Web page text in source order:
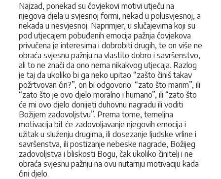
Najzad, ponekad su čovjekovi motivi utječu na
njegova djela u svjesnoj formi, nekad u polusvjesnoj, a
nekada u nesvjesnoj. Naprimjer, u slučajevima koji su
pod utjecajem pobuđenih emocija pažnja čovjekova
privučena je interesima i dobrobiti drugih, te on više ne
obraća svjesnu pažnju na vlastito dobro i savršenstvo,
ali to ne znači da ono nema nikakvog utjecaja. Razlog
je taj da ukoliko bi ga neko upitao “zašto činiš takav
požrtvovan čin?”, on bi odgovorio: “zato što marim”, ili
“zato što je ovo djelo moralno i humano”, ili “zato što
će mi ovo djelo donijeti duhovnu nagradu ili voditi
Božijem zadovoljstvu”. Prema tome, temeljna
motivacija bit će zadovoljavanje njegovih emocija i
užitak u služenju drugima, ili dosezanje ljudske vrline i
savršenstva, ili postizanje nebeske nagrade, Božijeg
zadovoljstva i bliskosti Bogu, čak ukoliko činitelj i ne
obraća svjesnu pažnju na ovu nutarnju motivaciju kada
čini djelo.